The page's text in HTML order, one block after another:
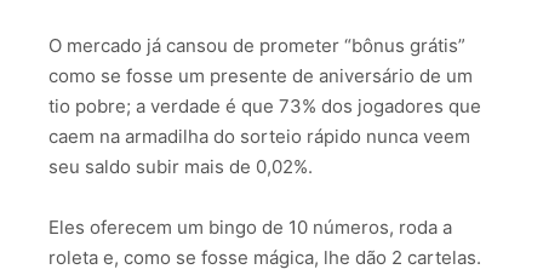
O mercado já cansou de prometer “bônus grátis”
como se fosse um presente de aniversário de um
tio pobre; a verdade é que 73% dos jogadores que
caem na armadilha do sorteio rápido nunca veem
seu saldo subir mais de 0,02%.
Eles oferecem um bingo de 10 números, roda a
roleta e, como se fosse mágica, lhe dão 2 cartelas.